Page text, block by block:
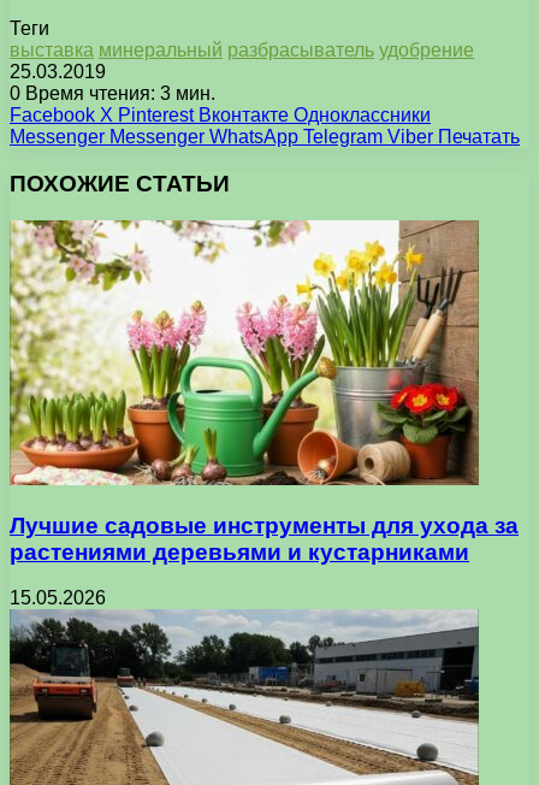
Теги
выставка минеральный разбрасыватель удобрение
25.03.2019
0 Время чтения: 3 мин.
Facebook X Pinterest Вконтакте Одноклассники
Messenger Messenger WhatsApp Telegram Viber Печатать
ПОХОЖИЕ СТАТЬИ
Лучшие садовые инструменты для ухода за
растениями деревьями и кустарниками
15.05.2026